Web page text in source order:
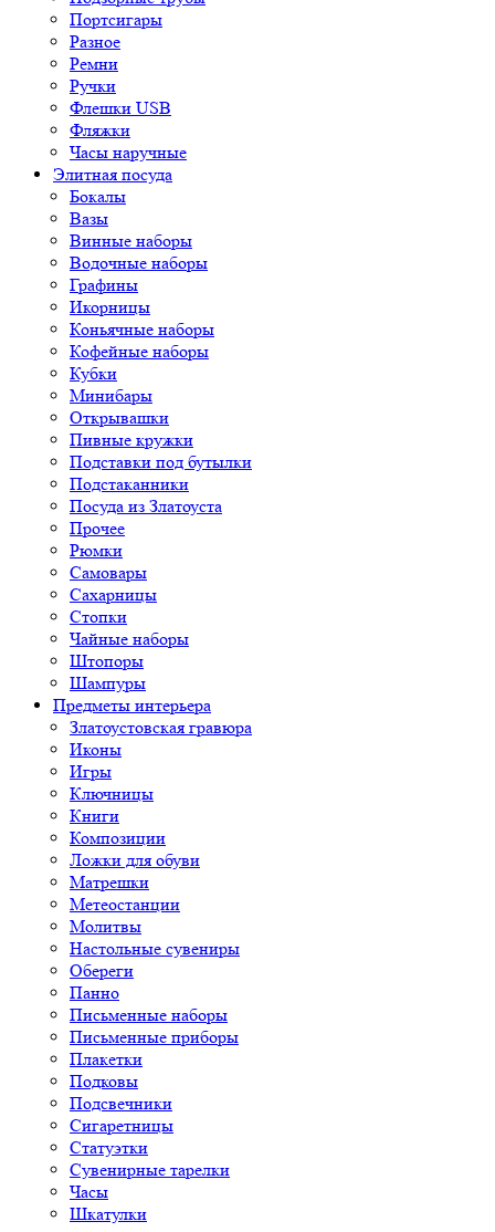
Портсигары
Разное
Ремни
Ручки
Флешки USB
Фляжки
Часы наручные
Элитная посуда
Бокалы
Вазы
Винные наборы
Водочные наборы
Графины
Икорницы
Коньячные наборы
Кофейные наборы
Кубки
Минибары
Открывашки
Пивные кружки
Подставки под бутылки
Подстаканники
Посуда из Златоуста
Прочее
Рюмки
Самовары
Сахарницы
Стопки
Чайные наборы
Штопоры
Шампуры
Предметы интерьера
Златоустовская гравюра
Иконы
Игры
Ключницы
Книги
Композиции
Ложки для обуви
Матрешки
Метеостанции
Молитвы
Настольные сувениры
Обереги
Панно
Письменные наборы
Письменные приборы
Плакетки
Подковы
Подсвечники
Сигаретницы
Статуэтки
Сувенирные тарелки
Часы
Шкатулки